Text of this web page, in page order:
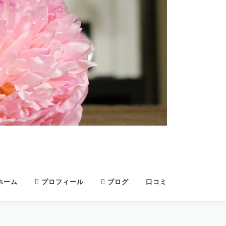
ーム プロフィール ブログ 口コミ